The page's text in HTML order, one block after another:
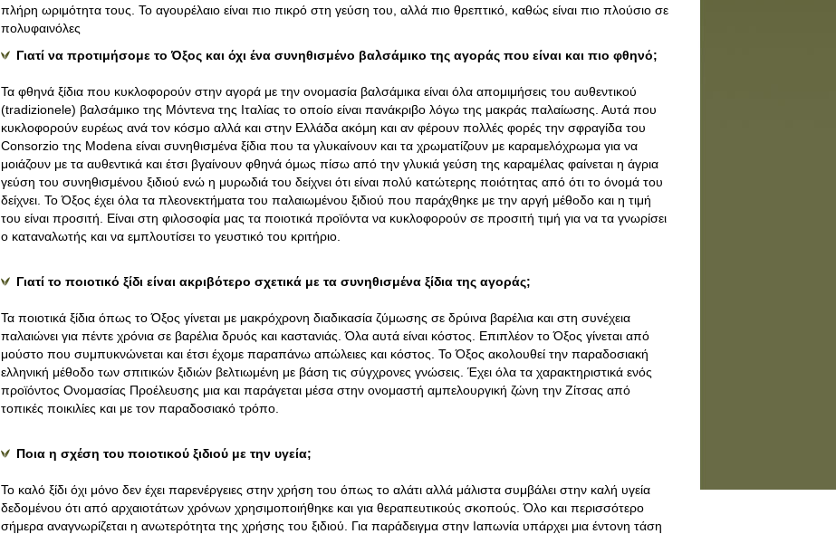
πλήρη ωριμότητα τους. Το αγουρέλαιο είναι πιο πικρό στη γεύση του, αλλά πιο θρεπτικό, καθώς είναι πιο πλούσιο σε
πολυφαινόλες
Γιατί να προτιμήσομε το Όξος και όχι ένα συνηθισμένο βαλσάμικο της αγοράς που είναι και πιο φθηνό;
Τα φθηνά ξίδια που κυκλοφορούν στην αγορά με την ονομασία βαλσάμικα είναι όλα απομιμήσεις του αυθεντικού
(tradizionele) βαλσάμικο της Μόντενα της Ιταλίας το οποίο είναι πανάκριβο λόγω της μακράς παλαίωσης. Αυτά που
κυκλοφορούν ευρέως ανά τον κόσμο αλλά και στην Ελλάδα ακόμη και αν φέρουν πολλές φορές την σφραγίδα του
Consorzio της Modena είναι συνηθισμένα ξίδια που τα γλυκαίνουν και τα χρωματίζουν με καραμελόχρωμα για να
μοιάζουν με τα αυθεντικά και έτσι βγαίνουν φθηνά όμως πίσω από την γλυκιά γεύση της καραμέλας φαίνεται η άγρια
γεύση του συνηθισμένου ξιδιού ενώ η μυρωδιά του δείχνει ότι είναι πολύ κατώτερης ποιότητας από ότι το όνομά του
δείχνει. Το Όξος έχει όλα τα πλεονεκτήματα του παλαιωμένου ξιδιού που παράχθηκε με την αργή μέθοδο και η τιμή
του είναι προσιτή. Είναι στη φιλοσοφία μας τα ποιοτικά προϊόντα να κυκλοφορούν σε προσιτή τιμή για να τα γνωρίσει
ο καταναλωτής και να εμπλουτίσει το γευστικό του κριτήριο.
Γιατί το ποιοτικό ξίδι είναι ακριβότερο σχετικά με τα συνηθισμένα ξίδια της αγοράς;
Τα ποιοτικά ξίδια όπως το Όξος γίνεται με μακρόχρονη διαδικασία ζύμωσης σε δρύινα βαρέλια και στη συνέχεια
παλαιώνει για πέντε χρόνια σε βαρέλια δρυός και καστανιάς. Όλα αυτά είναι κόστος. Επιπλέον το Όξος γίνεται από
μούστο που συμπυκνώνεται και έτσι έχομε παραπάνω απώλειες και κόστος. Το Όξος ακολουθεί την παραδοσιακή
ελληνική μέθοδο των σπιτικών ξιδιών βελτιωμένη με βάση τις σύγχρονες γνώσεις. Έχει όλα τα χαρακτηριστικά ενός
προϊόντος Ονομασίας Προέλευσης μια και παράγεται μέσα στην ονομαστή αμπελουργική ζώνη την Ζίτσας από
τοπικές ποικιλίες και με τον παραδοσιακό τρόπο.
Ποια η σχέση του ποιοτικού ξιδιού με την υγεία;
Το καλό ξίδι όχι μόνο δεν έχει παρενέργειες στην χρήση του όπως το αλάτι αλλά μάλιστα συμβάλει στην καλή υγεία
δεδομένου ότι από αρχαιοτάτων χρόνων χρησιμοποιήθηκε και για θεραπευτικούς σκοπούς. Όλο και περισσότερο
σήμερα αναγνωρίζεται η ανωτερότητα της χρήσης του ξιδιού. Για παράδειγμα στην Ιαπωνία υπάρχει μια έντονη τάση